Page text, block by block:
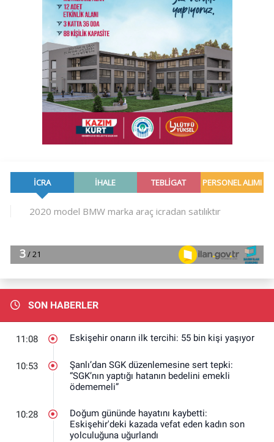
SON HABERLER
11:08 Eskişehir onarın ilk tercihi: 55 bin kişi yaşıyor
10:53
Şanlı’dan SGK düzenlemesine sert tepki:
“SGK’nın yaptığı hatanın bedelini emekli
ödememeli”
10:28
Doğum gününde hayatını kaybetti:
Eskişehir'deki kazada vefat eden kadın son
yolculuğuna uğurlandı